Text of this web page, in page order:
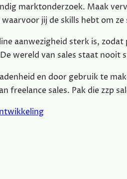
marktonderzoek. Maak
jij de skills hebt om
aanwezigheid sterk is,
wereld van sales staat nooit
en door gebruik te
freelance sales. Pak die zzp